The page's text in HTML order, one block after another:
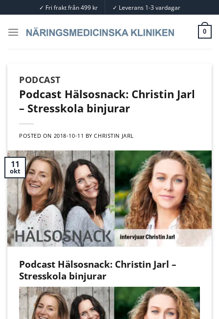
to
content
✓ Fri frakt från 499 kr ✓ Leverans 1-3 vardagar
0
PODCAST
Podcast Hälsosnack: Christin Jarl
– Stresskola binjurar
POSTED ON 2018-10-11 BYCHRISTIN JARL
11
okt
Podcast Hälsosnack: Christin Jarl –
Stresskola binjurar